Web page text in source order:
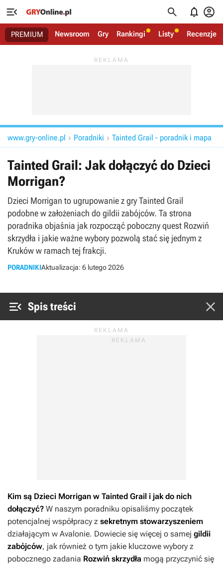
   
PREMIUM Newsroom Gry Rankingi Listy Recenzje
www.gry-online.pl  Poradniki  Tainted Grail - poradnik i mapa
Tainted Grail: Jak dołączyć do Dzieci
Morrigan?
Dzieci Morrigan to ugrupowanie z gry Tainted Grail
podobne w założeniach do gildii zabójców. Ta strona
poradnika objaśnia jak rozpocząć poboczny quest Rozwiń
skrzydła i jakie ważne wybory pozwolą stać się jednym z
Kruków w ramach tej frakcji.
PORADNIKIAktualizacja: 6 lutego 2026
 Spis treści 
Kim są Dzieci Morrigan w Tainted Grail i jak do nich
dołączyć? W naszym poradniku opisaliśmy początek
potencjalnej współpracy z sekretnym stowarzyszeniem
działającym w Avalonie. Dowiecie się więcej o samej gildii
zabójców, jak również o tym jakie kluczowe wybory z
pobocznego zadania Rozwiń skrzydła mogą przyczynić się